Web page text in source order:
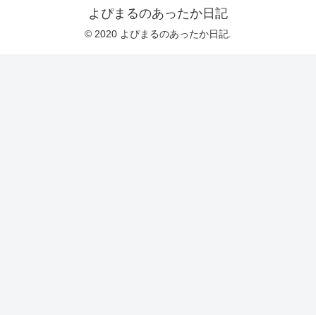
よぴまるのあったか日記
© 2020 よぴまるのあったか日記.